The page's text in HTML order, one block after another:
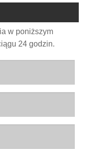
w poniższym
24 godzin.